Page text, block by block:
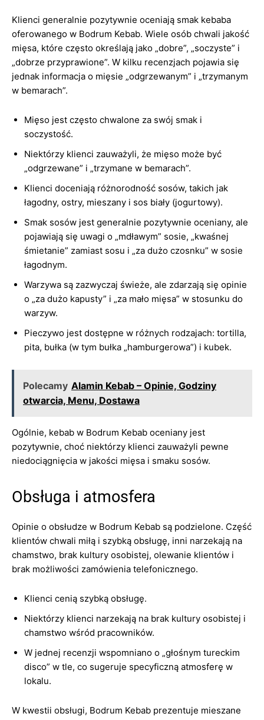
Klienci generalnie pozytywnie oceniają smak kebaba
oferowanego w Bodrum Kebab. Wiele osób chwali jakość
mięsa, które często określają jako „dobre”, „soczyste” i
„dobrze przyprawione”. W kilku recenzjach pojawia się
jednak informacja o mięsie „odgrzewanym” i „trzymanym
w bemarach”.
Mięso jest często chwalone za swój smak i
soczystość.
Niektórzy klienci zauważyli, że mięso może być
„odgrzewane” i „trzymane w bemarach”.
Klienci doceniają różnorodność sosów, takich jak
łagodny, ostry, mieszany i sos biały (jogurtowy).
Smak sosów jest generalnie pozytywnie oceniany, ale
pojawiają się uwagi o „mdławym” sosie, „kwaśnej
śmietanie” zamiast sosu i „za dużo czosnku” w sosie
łagodnym.
Warzywa są zazwyczaj świeże, ale zdarzają się opinie
o „za dużo kapusty” i „za mało mięsa” w stosunku do
warzyw.
Pieczywo jest dostępne w różnych rodzajach: tortilla,
pita, bułka (w tym bułka „hamburgerowa”) i kubek.
Polecamy Alamin Kebab – Opinie, Godziny
otwarcia, Menu, Dostawa
Ogólnie, kebab w Bodrum Kebab oceniany jest
pozytywnie, choć niektórzy klienci zauważyli pewne
niedociągnięcia w jakości mięsa i smaku sosów.
Obsługa i atmosfera
Opinie o obsłudze w Bodrum Kebab są podzielone. Część
klientów chwali miłą i szybką obsługę, inni narzekają na
chamstwo, brak kultury osobistej, olewanie klientów i
brak możliwości zamówienia telefonicznego.
Klienci cenią szybką obsługę.
Niektórzy klienci narzekają na brak kultury osobistej i
chamstwo wśród pracowników.
W jednej recenzji wspomniano o „głośnym tureckim
disco” w tle, co sugeruje specyficzną atmosferę w
lokalu.
W kwestii obsługi, Bodrum Kebab prezentuje mieszane